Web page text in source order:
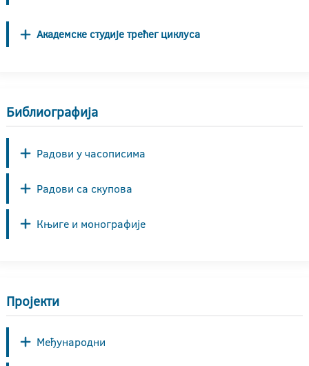
Академске студије трећег циклуса
Библиографија
Радови у часописима
Радови са скупова
Књиге и монографије
Пројекти
Међународни